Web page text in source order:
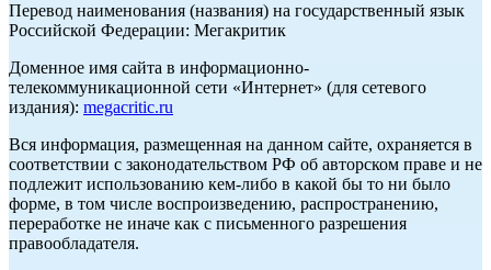
Перевод наименования (названия) на государственный язык
Российской Федерации: Мегакритик
Доменное имя сайта в информационно-
телекоммуникационной сети «Интернет» (для сетевого
издания): megacritic.ru
Вся информация, размещенная на данном сайте, охраняется в
соответствии с законодательством РФ об авторском праве и не
подлежит использованию кем-либо в какой бы то ни было
форме, в том числе воспроизведению, распространению,
переработке не иначе как с письменного разрешения
правообладателя.